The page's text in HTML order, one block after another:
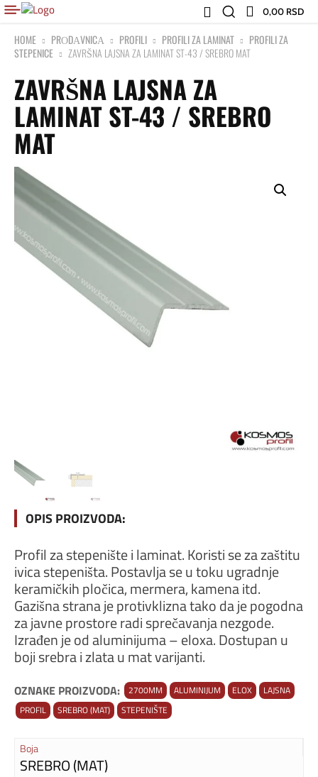
0,00 RSD
HOME PRОDАVNICА PROFILI PROFILI ZA LAMINAT
PROFILI ZA
STEPENICE
ZAVRŠNA LAJSNA ZA LAMINAT ST-43 / SREBRO MAT
ZAVRŠNA LAJSNA ZA
LAMINAT ST-43 / SREBRO
MAT
OPIS PROIZVODA:
Profil za stepenište i laminat. Koristi se za zaštitu
ivica stepeništa. Postavlja se u toku ugradnje
keramičkih pločica, mermera, kamena itd.
Gazišna strana je protivklizna tako da je pogodna
za javne prostore radi sprečavanja nezgode.
Izrađen je od aluminijuma – eloxa. Dostupan u
boji srebra i zlata u mat varijanti.
OZNAKE PROIZVODA: 2700MM ALUMINIJUM ELOX
LAJSNA
PROFIL
SREBRO (MAT) STEPENIŠTE
Boja
SREBRO (MAT)